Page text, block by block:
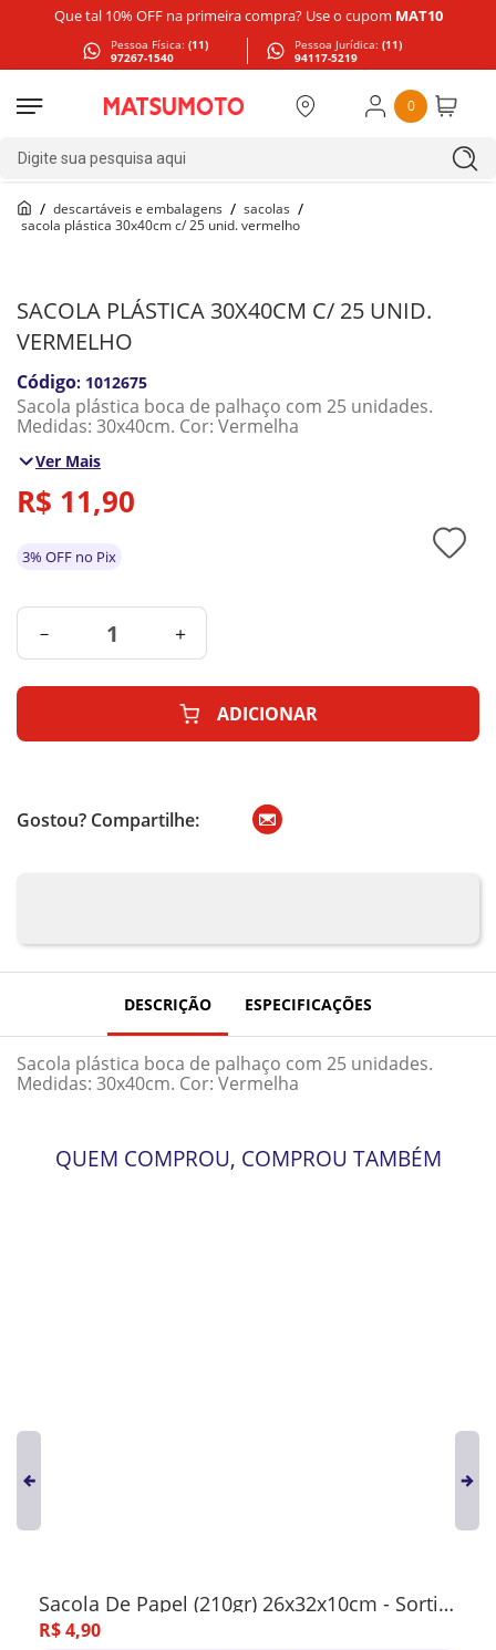
Que tal 10% OFF na primeira compra? Use o cupom MAT10
Pessoa Física: (11)
97267-1540
Pessoa Jurídica: (11)
94117-5219
0
Digite sua pesquisa aqui
descartáveis e embalagens
sacolas
sacola plástica 30x40cm c/ 25 unid. vermelho
SACOLA PLÁSTICA 30X40CM C/ 25 UNID.
VERMELHO
: 1012675
Sacola plástica boca de palhaço com 25 unidades.
Medidas: 30x40cm. Cor: Vermelha
Ver Mais
R$ 11,90
3% OFF no Pix
－ ＋
ADICIONAR
Gostou? Compartilhe:
DESCRIÇÃO ESPECIFICAÇÕES
Sacola plástica boca de palhaço com 25 unidades.
Medidas: 30x40cm. Cor: Vermelha
QUEM COMPROU, COMPROU TAMBÉM
Sacola De Papel (210gr) 26x32x10cm - Sortido
R$ 4,90